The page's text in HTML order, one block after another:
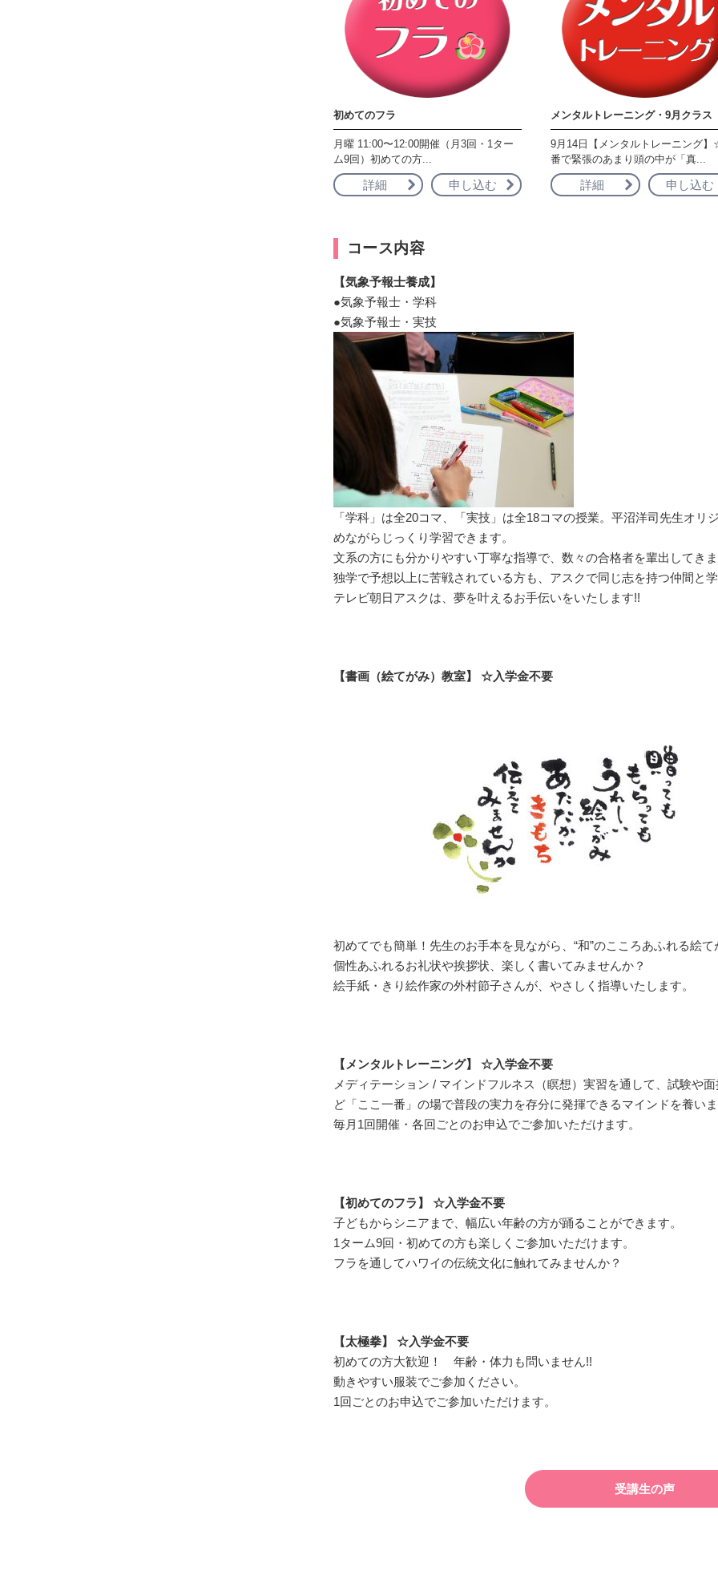
初めてのフラ
月曜 11:00〜12:00開催（月3回・1ター
ム9回）初めての方...
詳細 申し込む
メンタルトレーニング・9月クラス
9月14日【メンタルトレーニング
番で緊張のあまり頭の中が「真...
詳細 申し込む
コース内容
【気象予報士養成】
●気象予報士・学科
●気象予報士・実技
「学科」は全20コマ、「実技」は全18コマの授業。平沼洋司先生オ
めながらじっくり学習できます。
文系の方にも分かりやすい丁寧な指導で、数々の合格者を輩出してき
独学で予想以上に苦戦されている方も、アスクで同じ志を持つ仲間と
テレビ朝日アスクは、夢を叶えるお手伝いをいたします!!
【書画（絵てがみ）教室】 ☆入学金不要
初めてでも簡単！先生のお手本を見ながら、“和”のこころあふれる絵
個性あふれるお礼状や挨拶状、楽しく書いてみませんか？
絵手紙・きり絵作家の外村節子さんが、やさしく指導いたします。
【メンタルトレーニング】 ☆入学金不要
メディテーション / マインドフルネス（瞑想）実習を通して、試験や
ど「ここ一番」の場で普段の実力を存分に発揮できるマインドを養い
毎月1回開催・各回ごとのお申込でご参加いただけます。
【初めてのフラ】 ☆入学金不要
子どもからシニアまで、幅広い年齢の方が踊ることができます。
1ターム9回・初めての方も楽しくご参加いただけます。
フラを通してハワイの伝統文化に触れてみませんか？
【太極拳】 ☆入学金不要
初めての方大歓迎！ 年齢・体力も問いません!!
動きやすい服装でご参加ください。
1回ごとのお申込でご参加いただけます。
受講生の声